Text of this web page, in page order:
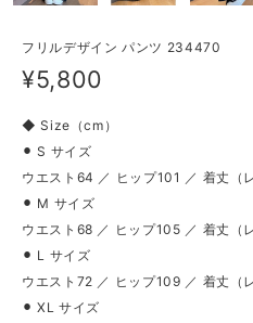
フリルデザイン パンツ 234470
¥5,800
◆ Size（cm）
⚫︎ S サイズ
ウエスト64 ／ ヒップ101 ／ 着丈（
⚫︎ M サイズ
ウエスト68 ／ ヒップ105 ／ 着丈（
⚫︎ L サイズ
ウエスト72 ／ ヒップ109 ／ 着丈（
⚫︎ XL サイズ